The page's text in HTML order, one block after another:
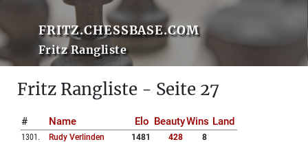
FRITZ.CHESSBASE.COM
Fritz Rangliste
Fritz Rangliste - Seite 27
# Name Elo BeautyWins Land
1301 . Rudy Verlinden 1481 428
8